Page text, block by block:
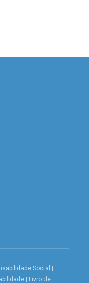
Social
Livro de